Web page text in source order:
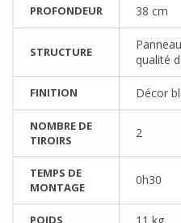
PROFONDEUR 38 cm
STRUCTURE
qualité
FINITION Décor
NOMBRE DE
TIROIRS
2
TEMPS DE
MONTAGE
0h30
POIDS